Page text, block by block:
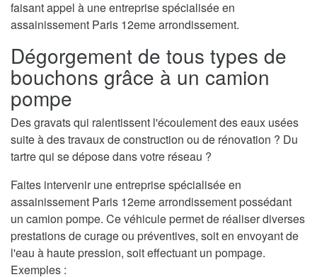
faisant appel à une entreprise spécialisée en
assainissement Paris 12eme arrondissement.
Dégorgement de tous types de
bouchons grâce à un camion
pompe
Des gravats qui ralentissent l'écoulement des eaux usées
suite à des travaux de construction ou de rénovation ? Du
tartre qui se dépose dans votre réseau ?
Faites intervenir une entreprise spécialisée en
assainissement Paris 12eme arrondissement possédant
un camion pompe. Ce véhicule permet de réaliser diverses
prestations de curage ou préventives, soit en envoyant de
l'eau à haute pression, soit effectuant un pompage.
Exemples :